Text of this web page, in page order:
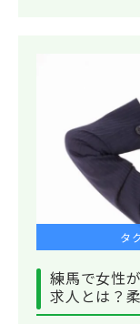
タ
練馬で女性
求人とは？